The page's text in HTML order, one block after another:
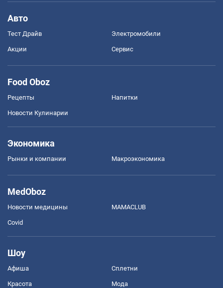
Авто
Тест Драйв Электромобили
Акции Сервис
Food Oboz
Рецепты Напитки
Новости Кулинарии
Экономика
Рынки и компании Mакроэкономика
MedOboz
Новости медицины MAMACLUB
Covid
Шоу
Афиша Сплетни
Красота Мода